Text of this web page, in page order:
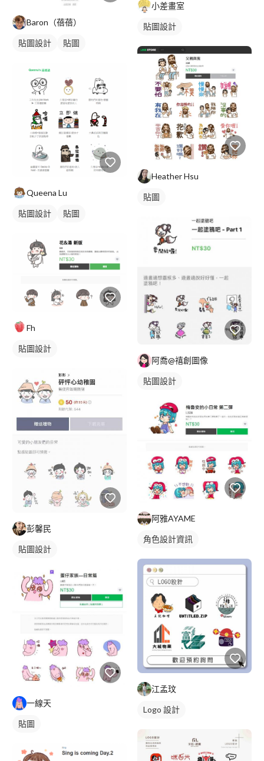
Baron（蓓蓓）
貼圖設計 貼圖
Queena Lu
貼圖設計 貼圖
Fh
貼圖設計
彭馨民
貼圖設計
一線天
貼圖
小差畫室
貼圖設計
Heather Hsu
貼圖
阿喬@禧創圖像
貼圖設計
阿雅AYAME
角色設計資訊
江孟玟
Logo 設計